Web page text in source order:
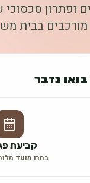
סכסוכי
מורכבים בבית
נדבר
קביעת
בחרו מועד